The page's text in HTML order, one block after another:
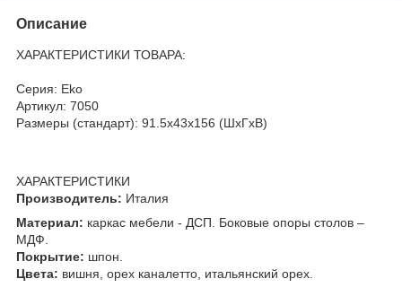
Описание
ХАРАКТЕРИСТИКИ ТОВАРА:
Серия: Eko
Артикул: 7050
Размеры (стандарт): 91.5x43x156 (ШхГхВ)
ХАРАКТЕРИСТИКИ
Производитель: Италия
Материал: каркас мебели - ДСП. Боковые опоры столов –
МДФ.
Покрытие: шпон.
Цвета: вишня, орех каналетто, итальянский орех.